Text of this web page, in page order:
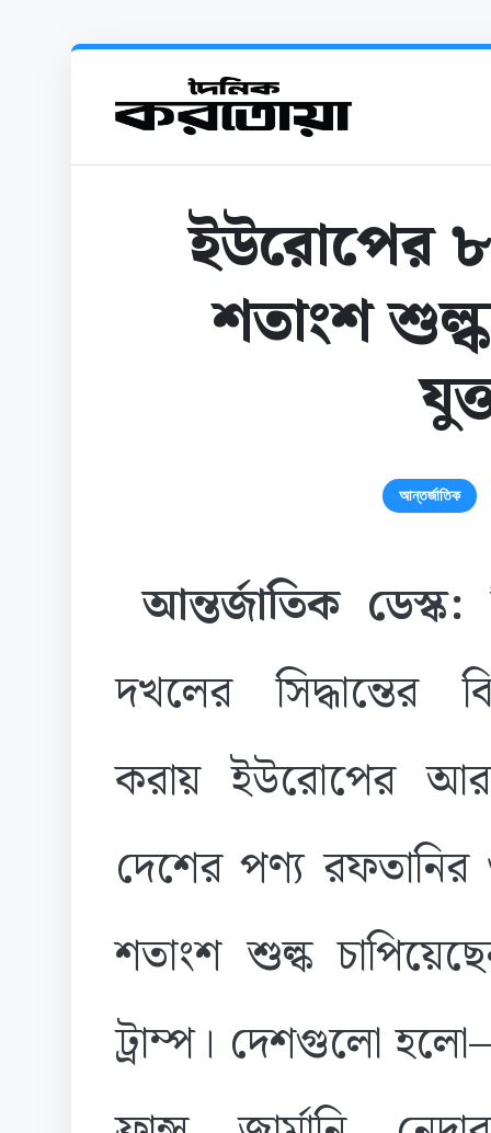
ইউরোপের
শতাংশ
আন্তর্জাতিক
আন্তর্জাতিক ডেস্ক:
দখলের সিদ্ধান্তের
করায় ইউরোপের
দেশের পণ্য
শতাংশ শুল্ক
ট্রাম্প। দেশগুলো